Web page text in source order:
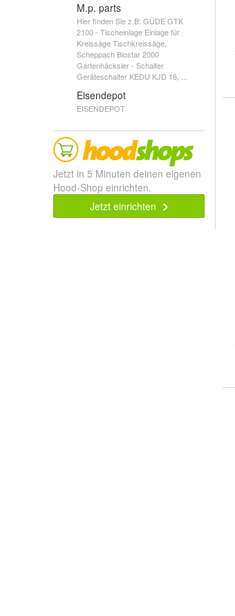
M.p. parts
Hier finden Sie z.B: GÜDE GTK
2100 - Tischeinlage Einlage für
Kreissäge Tischkreissäge,
Scheppach Biostar 2000
Gartenhäcksler - Schalter
Geräteschalter KEDU KJD 16, ...
Eisendepot
EISENDEPOT
Jetzt in 5 Minuten deinen eigenen
Hood-Shop einrichten.
Jetzt einrichten